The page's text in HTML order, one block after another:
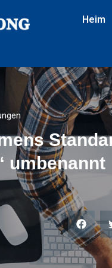
Heim
umbenannt